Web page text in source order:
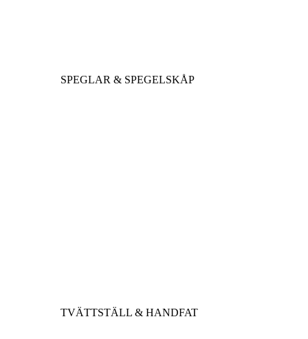
SPEGLAR & SPEGELSKÅP
TVÄTTSTÄLL & HANDFAT